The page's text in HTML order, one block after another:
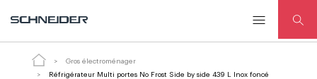
Gros électroménager
Réfrigérateur Multi portes No Frost Side by side 439 L Inox foncé
Réfrigérateur Multi portes No Frost Side by side 439 L Inox
foncé